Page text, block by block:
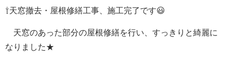
⇧天窓撤去・屋根修繕工事、施工完了です😃
天窓のあった部分の屋根修繕を行い、すっきりと綺麗に
なりました★